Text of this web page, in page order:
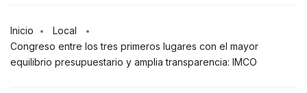
Inicio
Local
Congreso entre los tres primeros lugares con el mayor
equilibrio presupuestario y amplia transparencia: IMCO